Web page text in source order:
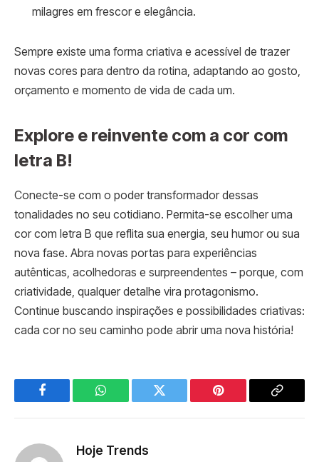
milagres em frescor e elegância.
Sempre existe uma forma criativa e acessível de trazer
novas cores para dentro da rotina, adaptando ao gosto,
orçamento e momento de vida de cada um.
Explore e reinvente com a cor com
letra B!
Conecte-se com o poder transformador dessas
tonalidades no seu cotidiano. Permita-se escolher uma
cor com letra B que reflita sua energia, seu humor ou sua
nova fase. Abra novas portas para experiências
autênticas, acolhedoras e surpreendentes – porque, com
criatividade, qualquer detalhe vira protagonismo.
Continue buscando inspirações e possibilidades criativas:
cada cor no seu caminho pode abrir uma nova história!
Facebook WhatsApp Twitter Pinterest
Copy
Hoje Trends